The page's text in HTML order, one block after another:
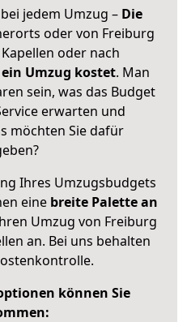
jedem Umzug – Die
oder von Freiburg
oder nach
ein Umzug kostet. Man
sein, was das Budget
erwarten und
möchten Sie dafür
Ihres Umzugsbudgets
eine breite Palette an
Umzug von Freiburg
an. Bei uns behalten
können Sie